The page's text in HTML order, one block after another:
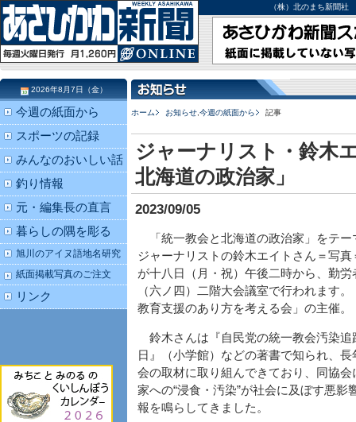
（株）北のまち新聞
ホーム お知らせ 今週の紙面から 記事
ジャーナリスト・鈴木
北海道の政治家」
2023/09/05
「統一教会と北海道の政治家」をテー
ジャーナリストの鈴木エイトさん＝写真
が十八日（月・祝）午後二時から、勤労
（六ノ四）二階大会議室で行われます
教育支援のあり方を考える会」の主催。
鈴木さんは『自民党の統一教会汚染追
日』（小学館）などの著書で知られ、長
会の取材に取り組んできており、同協会
家への“浸食・汚染”が社会に及ぼす悪影
報を鳴らしてきました。
2026年8月7日（金）
今週の紙面から
スポーツの記録
みんなのおいしい話
釣り情報
元・編集長の直言
暮らしの隅を彫る
旭川のアイヌ語地名研究
紙面掲載写真のご注文
リンク